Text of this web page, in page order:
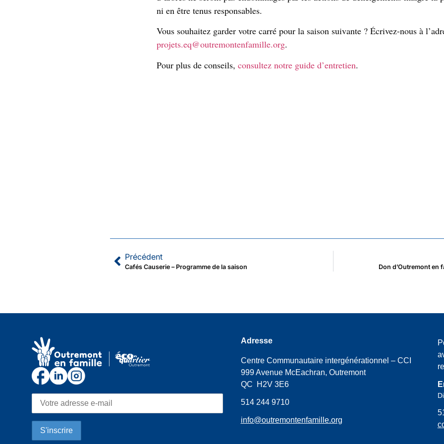
ni en être tenus responsables.
Vous souhaitez garder votre carré pour la saison suivante ? Écrivez-nous à
projets.eq@outremontenfamille.org.
Pour plus de conseils, consultez notre guide d’entretien.
Précédent
Cafés Causerie – Programme de la saison Don d’Outremont en
Adresse
Centre Communautaire intergénérationnel – CCI
999 Avenue McEachran, Outremont
QC H2V 3E6
514 244 9710
info@outremontenfamille.org